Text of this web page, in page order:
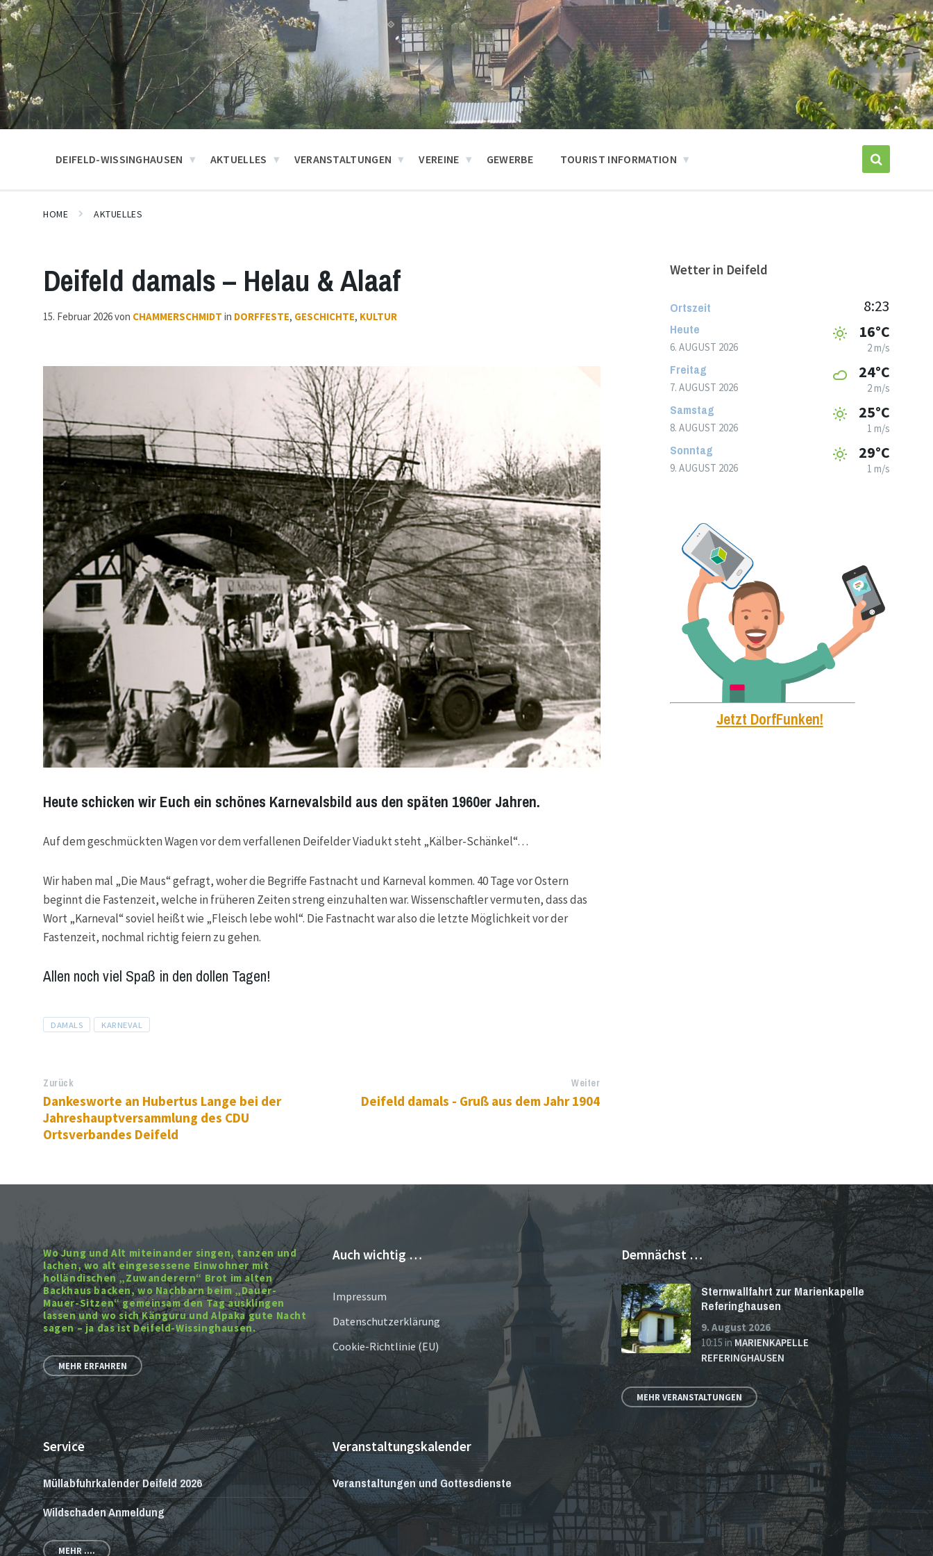
DEIFELD-WISSINGHAUSEN AKTUELLES VERANSTALTUNGEN VEREINE GEWERBE TOURIST INFORMATION
HOME AKTUELLES
Deifeld damals – Helau & Alaaf
15. Februar 2026von CHAMMERSCHMIDT in DORFFESTE, GESCHICHTE, KULTUR
Heute schicken wir Euch ein schönes Karnevalsbild aus den späten 1960er Jahren.
Auf dem geschmückten Wagen vor dem verfallenen Deifelder Viadukt steht „Kälber-Schänkel“…
Wir haben mal „Die Maus“ gefragt, woher die Begriffe Fastnacht und Karneval kommen. 40 Tage vor Ostern
beginnt die Fastenzeit, welche in früheren Zeiten streng einzuhalten war. Wissenschaftler vermuten, dass das
Wort „Karneval“ soviel heißt wie „Fleisch lebe wohl“. Die Fastnacht war also die letzte Möglichkeit vor der
Fastenzeit, nochmal richtig feiern zu gehen.
Allen noch viel Spaß in den dollen Tagen!
Tags
DAMALS KARNEVAL
Zurück
Dankesworte an Hubertus Lange bei der
Jahreshauptversammlung des CDU
Ortsverbandes Deifeld
Weiter
Deifeld damals - Gruß aus dem Jahr 1904
Wetter in Deifeld
Ortszeit 8:23
Heute
6. AUGUST 2026
16°C
2 m/s
Freitag
7. AUGUST 2026
24°C
2 m/s
Samstag
8. AUGUST 2026
25°C
1 m/s
Sonntag
9. AUGUST 2026
29°C
1 m/s
Jetzt DorfFunken!
Wo Jung und Alt miteinander singen, tanzen und
lachen, wo alt eingesessene Einwohner mit
holländischen „Zuwanderern“ Brot im alten
Backhaus backen, wo Nachbarn beim „Dauer-
Mauer-Sitzen“ gemeinsam den Tag ausklingen
lassen und wo sich Känguru und Alpaka gute Nacht
sagen – ja das ist Deifeld-Wissinghausen.
MEHR ERFAHREN
Auch wichtig …
Impressum
Datenschutzerklärung
Cookie-Richtlinie (EU)
Demnächst …
Sternwallfahrt zur Marienkapelle
Referinghausen
9. August 2026
10:15inMARIENKAPELLE
REFERINGHAUSEN
MEHR VERANSTALTUNGEN
Service
Müllabfuhrkalender Deifeld 2026
Wildschaden Anmeldung
MEHR ....
Veranstaltungskalender
Veranstaltungen und Gottesdienste